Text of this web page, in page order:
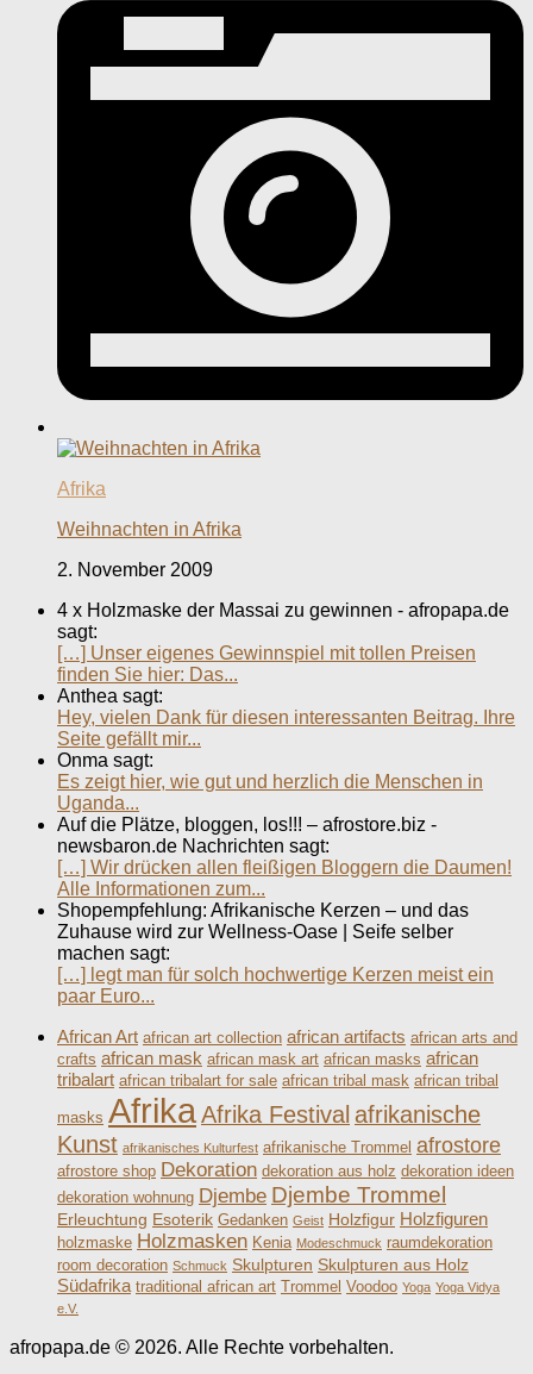
Afrika
Weihnachten in Afrika
2. November 2009
4 x Holzmaske der Massai zu gewinnen - afropapa.de
sagt:
[…] Unser eigenes Gewinnspiel mit tollen Preisen
finden Sie hier: Das...
Anthea sagt:
Hey, vielen Dank für diesen interessanten Beitrag. Ihre
Seite gefällt mir...
Onma sagt:
Es zeigt hier, wie gut und herzlich die Menschen in
Uganda...
Auf die Plätze, bloggen, los!!! – afrostore.biz -
newsbaron.de Nachrichten sagt:
[…] Wir drücken allen fleißigen Bloggern die Daumen!
Alle Informationen zum...
Shopempfehlung: Afrikanische Kerzen – und das
Zuhause wird zur Wellness-Oase | Seife selber
machen sagt:
[…] legt man für solch hochwertige Kerzen meist ein
paar Euro...
African Art african art collection african artifacts african arts and
crafts african mask african mask art african masks african
tribalart african tribalart for sale african tribal mask african tribal
masks AfrikaAfrika Festival afrikanische
Kunst afrikanisches Kulturfest afrikanische Trommel afrostore
afrostore shop Dekoration dekoration aus holz dekoration ideen
dekoration wohnung Djembe Djembe Trommel
Erleuchtung Esoterik Gedanken Geist Holzfigur Holzfiguren
holzmaske Holzmasken Kenia Modeschmuck raumdekoration
room decoration Schmuck Skulpturen Skulpturen aus Holz
Südafrika traditional african art Trommel Voodoo Yoga Yoga Vidya
e.V.
afropapa.de © 2026. Alle Rechte vorbehalten.